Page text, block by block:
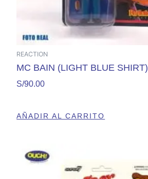
REACTION
MC BAIN (LIGHT BLUE SHIRT)
S/90.00
AÑADIR AL CARRITO